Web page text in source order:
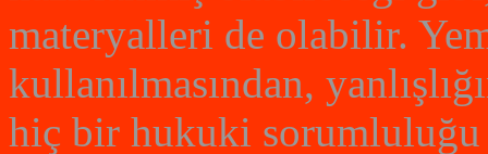
materyalleri de olabilir.
kullanılmasından,
hiç bir hukuki